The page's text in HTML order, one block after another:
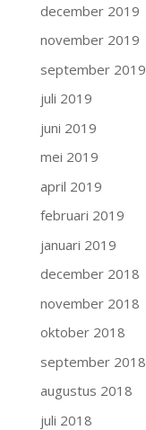
december 2019
november 2019
september 2019
juli 2019
juni 2019
mei 2019
april 2019
februari 2019
januari 2019
december 2018
november 2018
oktober 2018
september 2018
augustus 2018
juli 2018